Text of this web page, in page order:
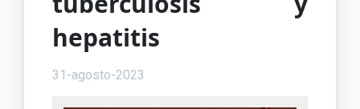
hepatitis
31-agosto-2023